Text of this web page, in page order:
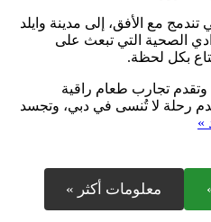
تندمج مع الأفق، إلى مدينة وايلد
الصحية التي تبعث على
بكل لحظة.
وتقدم تجارب طعام راقية
رحلة لا تُنسى في دبي، وتجسد
»
معلومات أكثر »